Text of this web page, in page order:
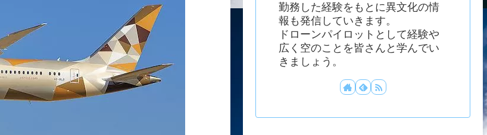
勤務した経験をもとに異文化の情
報も発信していきます。
ドローンパイロットとして経験や
広く空のことを皆さんと学んでい
きましょう。